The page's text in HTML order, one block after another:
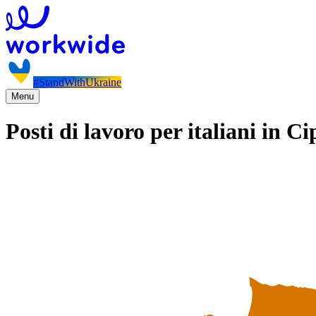
#StandWithUkraine
Menu
Posti di lavoro per italiani in